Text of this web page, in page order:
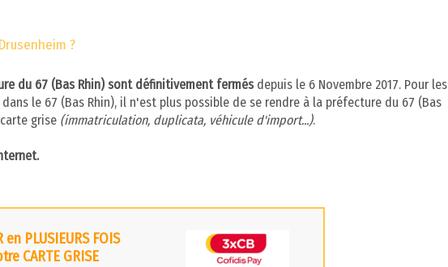
?
du 67 (Bas Rhin) sont définitivement fermés depuis le 6 Novembre 2017. Pour les
le 67 (Bas Rhin), il n'est plus possible de se rendre à la préfecture du 67 (Bas
grise (immatriculation, duplicata, véhicule d'import...).
en PLUSIEURS FOIS
CARTE GRISE